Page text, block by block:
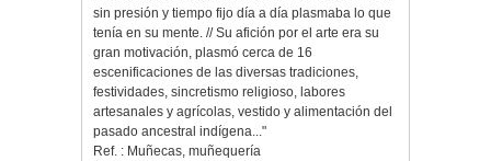
sin presión y tiempo fijo día a día plasmaba lo que
tenía en su mente. // Su afición por el arte era su
gran motivación, plasmó cerca de 16
escenificaciones de las diversas tradiciones,
festividades, sincretismo religioso, labores
artesanales y agrícolas, vestido y alimentación del
pasado ancestral indígena..."
Ref. : Muñecas, muñequería